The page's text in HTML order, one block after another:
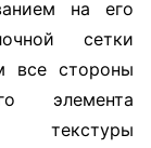
на его
сетки
все стороны
элемента
текстуры